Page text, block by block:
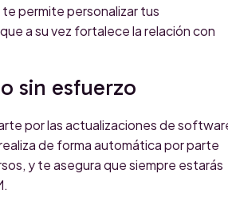
permite personalizar tus
a su vez fortalece la relación con
sin esfuerzo
por las actualizaciones de
de forma automática por parte
y te asegura que siempre estarás